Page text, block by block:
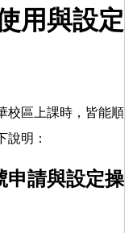
用與設定
校區上課時，皆能順
說明：
申請與設定操